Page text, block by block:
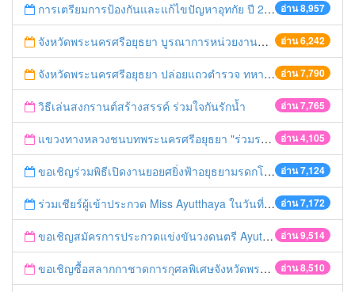
อ่าน 8,957
การเตรียมการป้องกันและแก้ไขปัญหาอุทกัย ปี 2561
อ่าน 6,242
จังหวัดพระนครศรีอยุธยา บูรณาการหน่วยงานที่เกี่ยวข้อง ลงพื้นที่จัดระเบียบและดำเนินมาตรการตามบทลงโทษสูงสุดกับผู้ประกอบการร้านค้าที่ยังฝ่าฝืนตั้งร้านค้ารุกล้ำเขตพื้นที่ทางหลวง เตรียมความปลอดภัยก่อนเทศกาลสงกรานต์
อ่าน 7,790
จังหวัดพระนครศรีอยุธยา ปล่อยแถวตำรวจ ทหาร ฝ่ายปกครอง กว่า 100 นาย ตรวจเข้มท่ารถสาธารณะ สถานีขนส่งรถโดยสาร วินรถตู้ และสถานีรถไฟ เตรียมรับมือเทศกาลสงกรานต์
อ่าน 7,765
วิธีเล่นสงกรานต์สร้างสรรค์ ร่วมใจกันรักน้ำ
อ่าน 4,105
แขวงทางหลวงชนบทพระนครศรีอยุธยา "ร่วมรณรงค์ ขับช้า เปิดไฟหน้า คาดเข็มขัด" เทศกาลสงกรานต์ ปี 2561
อ่าน 7,124
ขอเชิญร่วมพิธีเปิดงานยอยศยิ่งฟ้าอยุธยามรดกโลก
อ่าน 7,172
ร่วมเชียร์ผู้เข้าประกวด Miss Ayutthaya ในวันที่ 15 ธันวาคม 2560
อ่าน 9,514
ขอเชิญสมัครการประกวดแข่งขันวงดนตรี Ayutthaya battle of the bands
อ่าน 8,510
ขอเชิญซื้อสลากกาชาดการกุศลพิเศษจังหวัดพระนครศรีอยุธยา 2560